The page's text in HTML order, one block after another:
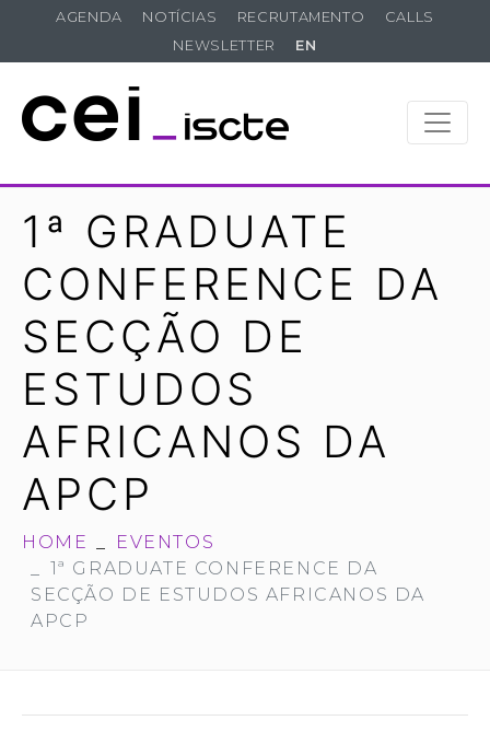
AGENDA NOTÍCIAS RECRUTAMENTO
CALLS
NEWSLETTER
EN
1ª GRADUATE
CONFERENCE DA
SECÇÃO DE
ESTUDOS
AFRICANOS DA
APCP
HOME
EVENTOS
1ª GRADUATE CONFERENCE DA
SECÇÃO DE ESTUDOS AFRICANOS DA
APCP